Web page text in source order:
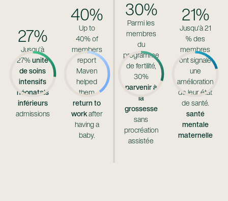
27%
Jusqu'à
27%unité
de soins
intensifs
néonatals
inférieurs
admissions
40%
Up to
40% of
members
report
Maven
helped
them
return to
workafter
having a
baby.
30%
Parmi les
membres
du
programme
de fertilité,
30%
parvenir à
la
grossesse
sans
procréation
assistée
21%
Jusqu'à 21
% des
membres
ont signalé
une
amélioration
de leur état
de santé.
santé
mentale
maternelle